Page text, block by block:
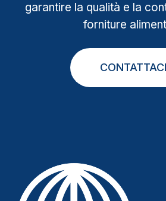
garantire la qualità e la
forniture
CONTATTACI